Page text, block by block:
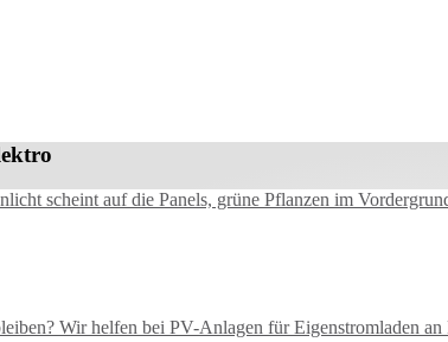
Wir helfen bei PV-Anlagen für Eigenstromladen an